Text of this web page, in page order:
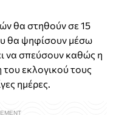
θα στηθούν σε 15
θα ψηφίσουν μέσω
να σπεύσουν καθώς η
εκλογικού τους
ημέρες.